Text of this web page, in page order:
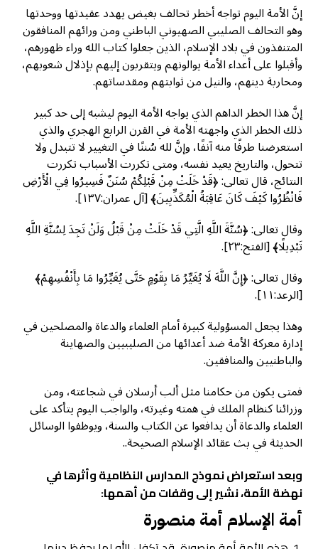
إنَّ الأمة اليوم تواجه أخطر تحالف بغيض يهدد عقيدتها ووحدتها
وهو التحالف الصليبي الصهيوني الباطني ومن ورائهم المنافقون
المتنفذون في بلاد الإسلام، الذين جعلوا كتاب الله وراء ظهورهم،
وأقبلوا على أعداء الأمة يوالونهم ويتقربون إليهم بإذلال شعوبهم،
ومحاربة دينهم، والنيل من ثوابتهم ومقدساتهم.
إنَّ هذا الخطر الداهم الذي يواجه الأمة اليوم ليشبه إلى حد كبير
ذلك الخطر الذي واجهته الأمة في القرن الرابع الهجري والذي
استعرضنا طرفًا منه آنفًا، وإنَّ لله سُننًا في التغيير لا تتبدل ولا
تتحول، والتاريخ يعيد نفسه، ومتى تكررت الأسباب تكررت
النتائج، قال تعالى: ﴿قَدْ خَلَتْ مِنْ قَبْلِكُمْ سُنَنٌ فَسِيرُوا فِي الْأَرْضِ
فَانْظُرُوا كَيْفَ كَانَ عَاقِبَةُ الْمُكَذِّبِينَ﴾ [آل عمران:١٣٧].
وقال تعالى: ﴿سُنَّةَ اللَّهِ الَّتِي قَدْ خَلَتْ مِنْ قَبْلُ وَلَنْ تَجِدَ لِسُنَّةِ اللَّهِ
تَبْدِيلًا﴾ [الفتح:٢٣].
وقال تعالى: ﴿إِنَّ اللَّهَ لَا يُغَيِّرُ مَا بِقَوْمٍ حَتَّى يُغَيِّرُوا مَا بِأَنْفُسِهِمْ﴾
[الرعد:١١].
وهذا يجعل المسؤولية كبيرة أمام العلماء والدعاة والمصلحين في
إدارة معركة الأمة ضد أعدائها من الصليبيين والصهاينة
والباطنيين والمنافقين.
فمتى يكون من حكامنا مثل ألب أرسلان في شجاعته، ومن
وزرائنا كنظام الملك في همته وغيرته، والواجب اليوم يتأكد على
العلماء والدعاة أن يدافعوا عن الكتاب والسنة، ويوظفوا الوسائل
الحديثة في بث عقائد الإسلام الصحيحة..
وبعد استعراض نموذج المدارس النظامية وأثرها في
نهضة الأمة، نشير إلى وقفات من أهمها:
أمة الإسلام أمة منصورة